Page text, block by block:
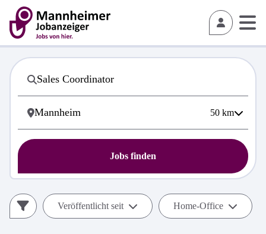
50 km
Jobs finden
Veröffentlicht seit Home-Office